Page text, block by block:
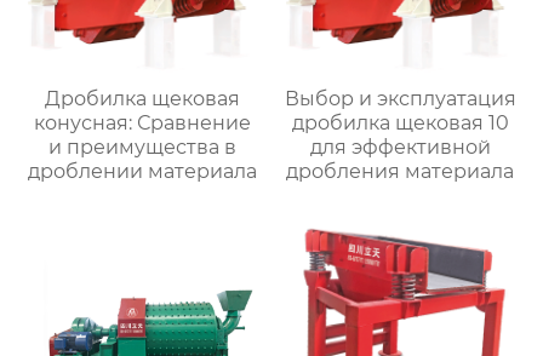
Дробилка щековая
конусная: Сравнение
и преимущества в
дроблении материала
Выбор и эксплуатация
дробилка щековая 10
для эффективной
дробления материала